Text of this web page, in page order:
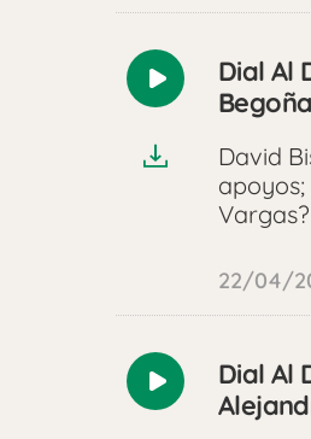
Reproducir
Dial Al
David
Vargas?
22/04/
Reproducir
Dial Al